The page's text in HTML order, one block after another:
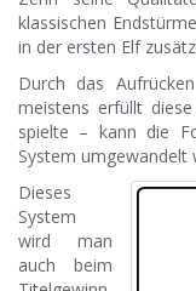
klassischen
in der ersten Elf
Durch das
meistens erfüllt
spielte – kann die
System umgewandelt
Dieses
System
wird man
auch beim